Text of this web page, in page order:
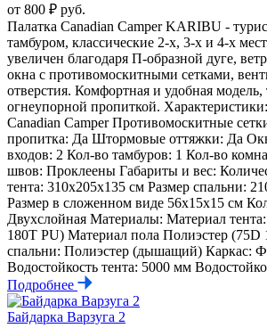
от 800 ₽ руб.
Палатка Canadian Camper KARIBU -
тамбуром, классические 2-х, 3-х и 4-х
увеличен благодаря П-образной дуге,
окна с противомоскитными сетками,
отверстия. Комфортная и удобная модель,
огнеупорной пропиткой.
Canadian Camper Противомоскитные
пропитка: Да Штормовые оттяжки: Да
входов: 2 Кол-во тамбуров: 1 Кол-во
швов: Проклеены Габариты и вес:
тента: 310x205x135 см Размер спальни:
Размер в сложенном виде 56x15x15 см
Двухслойная Материалы: Материал
180T PU) Материал пола Полиэстер
спальни: Полиэстер (дышащий) Каркас:
Водостойкость тента: 5000 мм
Подробнее
Байдарка Варзуга 2